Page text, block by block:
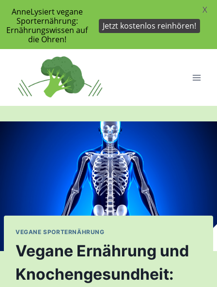
springen
VEGANE SPORTERNÄHRUNG
Vegane Ernährung und
Knochengesundheit:
AnneLysiert vegane
Sporternährung:
Ernährungswissen auf
die Ohren!
Jetzt kostenlos reinhören!
X